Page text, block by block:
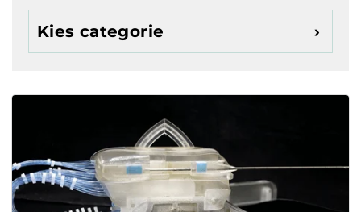
Kies categorie
Automated Guided Vehicles (AGV)
Digitalisering